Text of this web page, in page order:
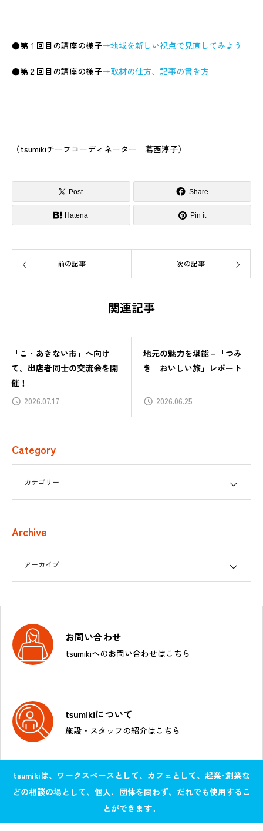
●第１回目の講座の様子→地域を新しい視点で見直してみよう
●第２回目の講座の様子→取材の仕方、記事の書き方
（tsumikiチーフコーディネーター 葛西淳子）
Post Share
Hatena Pin it
前の記事 次の記事
関連記事
「こ・あきない市」へ向け
て。出店者同士の交流会を開
催！
2026.07.17
地元の魅力を堪能－「つみ
き おいしい旅」レポート
2026.06.25
Category
Archive
お問い合わせ
tsumikiへのお問い合わせはこちら
tsumikiについて
施設・スタッフの紹介はこちら
tsumikiは、ワークスペースとして、カフェとして、起業･創業な
どの相談の場として、個人、団体を問わず、だれでも使用するこ
とができます。